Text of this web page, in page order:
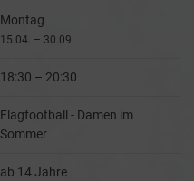
Montag
15.04. – 30.09.
18:30 – 20:30
Flagfootball - Damen im
Sommer
ab 14 Jahre